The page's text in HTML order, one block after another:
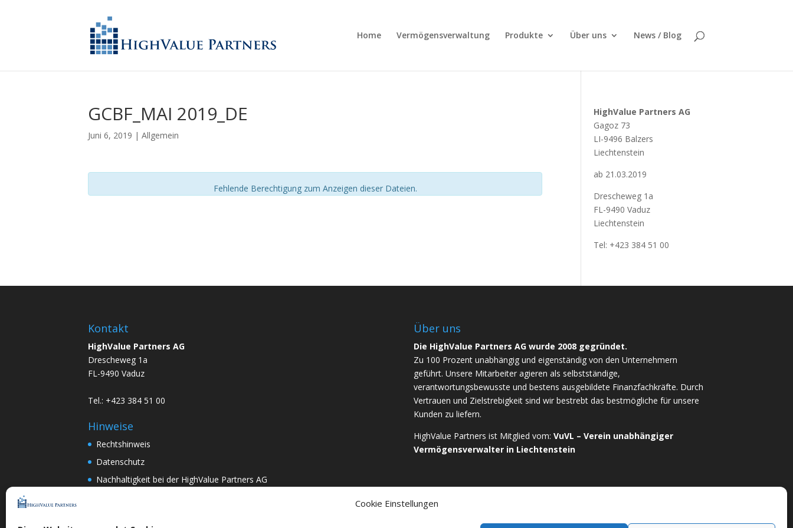
Cookie Einstellungen
Home Vermögensverwaltung Produkte Über uns News / Blog
GCBF_MAI 2019_DE
Juni 6, 2019 | Allgemein
Fehlende Berechtigung zum Anzeigen dieser Dateien.
HighValue Partners AG
Gagoz 73
LI-9496 Balzers
Liechtenstein
ab 21.03.2019
Drescheweg 1a
FL-9490 Vaduz
Liechtenstein
Tel: +423 384 51 00
Kontakt
HighValue Partners AG
Drescheweg 1a
FL-9490 Vaduz
Tel.: +423 384 51 00
Hinweise
Rechtshinweis
Datenschutz
Nachhaltigkeit bei der HighValue Partners AG
Über uns
Die HighValue Partners AG wurde 2008 gegründet.
Zu 100 Prozent unabhängig und eigenständig von den Unternehmern
geführt. Unsere Mitarbeiter agieren als selbstständige,
verantwortungsbewusste und bestens ausgebildete Finanzfachkräfte. Durch
Vertrauen und Zielstrebigkeit sind wir bestrebt das bestmögliche für unsere
Kunden zu liefern.
HighValue Partners ist Mitglied vom: VuVL – Verein unabhängiger
Vermögensverwalter in Liechtenstein